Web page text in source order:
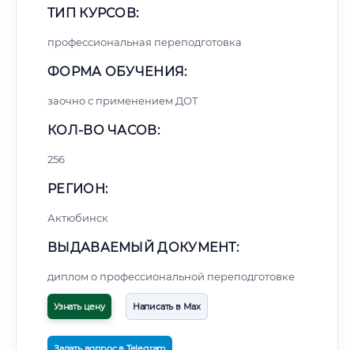
ТИП КУРСОВ:
профессиональная переподготовка
ФОРМА ОБУЧЕНИЯ:
заочно с применением ДОТ
КОЛ-ВО ЧАСОВ:
256
РЕГИОН:
Актюбинск
ВЫДАВАЕМЫЙ ДОКУМЕНТ:
диплом о профессиональной переподготовке
Узнать цену Написать в Max